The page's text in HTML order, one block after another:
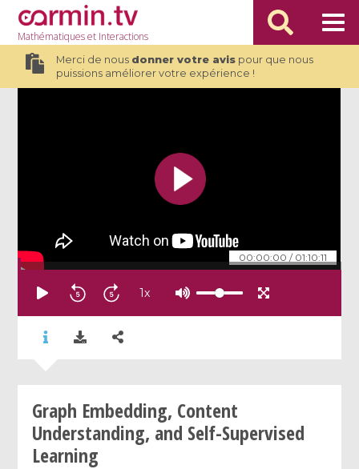
Mathématiqueset Interactions
Merci de nous donner votre avispour que nous
puissions améliorer votre expérience !
00:00:00 / 01:10:11
1x
Graph Embedding, Content
Understanding, and Self-Supervised
Learning